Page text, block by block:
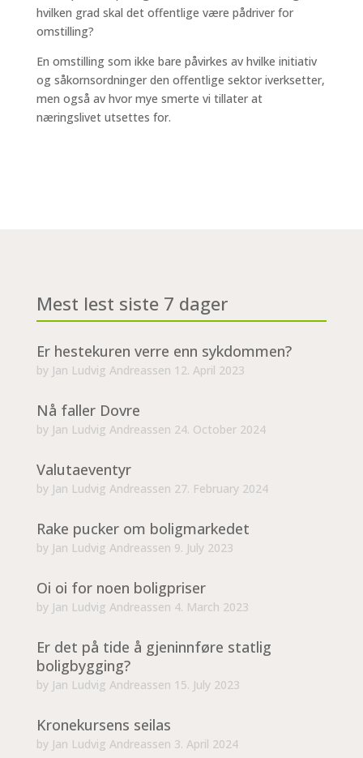
hvilken grad skal det offentlige være pådriver for
omstilling?
En omstilling som ikke bare påvirkes av hvilke initiativ
og såkornsordninger den offentlige sektor iverksetter,
men også av hvor mye smerte vi tillater at
næringslivet utsettes for.
Mest lest siste 7 dager
Er hestekuren verre enn sykdommen?
by Jan Ludvig Andreassen 12. April 2023
Nå faller Dovre
by Jan Ludvig Andreassen 24. October 2024
Valutaeventyr
by Jan Ludvig Andreassen 27. February 2024
Rake pucker om boligmarkedet
by Jan Ludvig Andreassen 9. July 2023
Oi oi for noen boligpriser
by Jan Ludvig Andreassen 4. March 2023
Er det på tide å gjeninnføre statlig
boligbygging?
by Jan Ludvig Andreassen 15. July 2023
Kronekursens seilas
by Jan Ludvig Andreassen 3. April 2024